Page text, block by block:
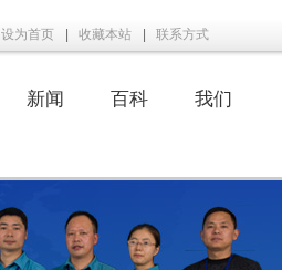
设为首页 收藏本站 联系方式
新闻
| 百科
| 我们